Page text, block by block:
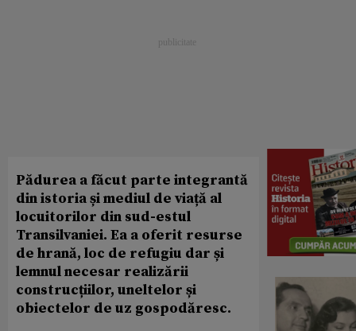
Pădurea a făcut parte integrantă
din istoria și mediul de viață al
locuitorilor din sud-estul
Transilvaniei. Ea a oferit resurse
de hrană, loc de refugiu dar și
lemnul necesar realizării
construcțiilor, uneltelor și
obiectelor de uz gospodăresc.